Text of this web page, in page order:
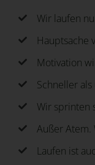
Wir laufen
Hauptsache
Motivation
Schneller als
Wir sprinten
Außer Atem.
Laufen ist